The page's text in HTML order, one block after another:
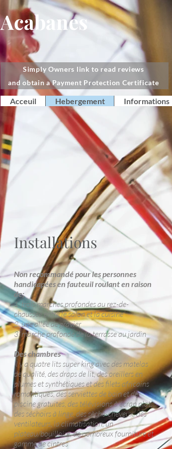
Acabanes
Simply Owners link to read reviews
and obtain a Payment Protection Certificate
Acceuil Hebergement Informations
Installations
Non recommandé pour les personnes
handicapées en fauteuil roulant en raison
de;
1. trois marches profondes au rez-de-
chaussée entre le salon et la cuisine
2. une allée de gravier
3. marche profonde de la terrasse au jardin
Des chambres
Il y a quatre lits super king avec des matelas
de qualité, des draps de lit, des oreillers en
plumes et synthétiques et des filets africains
romantiques, des serviettes de bain et de
piscine gratuites, des télévisions à écran plat,
des séchoirs à linge, des sèche-cheveux, des
ventilateurs, la climatisation, un
plateau/bouilloire, de nombreux fourniture et
gamme de cintres